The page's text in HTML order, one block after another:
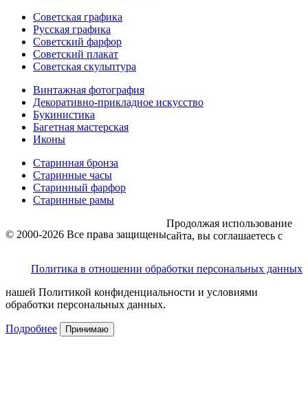
Советская графика
Русская графика
Советский фарфор
Советский плакат
Советская скульптура
Винтажная фотография
Декоративно-прикладное искусство
Букинистика
Багетная мастерская
Иконы
Старинная бронза
Старинные часы
Старинный фарфор
Старинные рамы
© 2000-2026 Все права защищены
Политика в отношении обработки персональных данных
Продолжая использование
сайта, вы соглашаетесь с
нашей Политикой конфиденциальности и условиями
обработки персональных данных.
Подробнее Принимаю